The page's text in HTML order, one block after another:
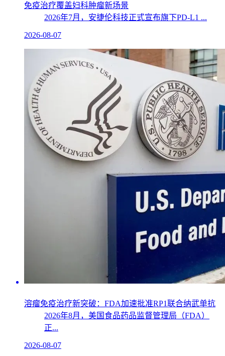
免疫治疗覆盖妇科肿瘤新场景
2026年7月，安捷伦科技正式宣布旗下PD-L1 ...
2026-08-07
溶瘤免疫治疗新突破：FDA加速批准RP1联合纳武单抗
2026年8月，美国食品药品监督管理局（FDA）
正...
2026-08-07